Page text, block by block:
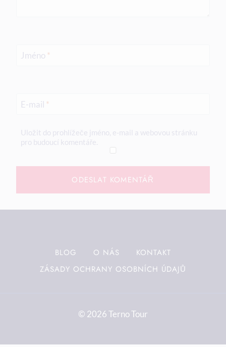
Jméno *
E-mail *
Uložit do prohlížeče jméno, e-mail a webovou stránku
pro budoucí komentáře.
BLOG O NÁS
KONTAKT
ZÁSADY OCHRANY OSOBNÍCH ÚDAJŮ
© 2026 Terno Tour